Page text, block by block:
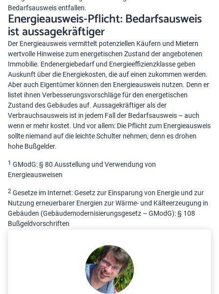
Bedarfsausweis entfallen.
Energieausweis-Pflicht: Bedarfsausweis
ist aussagekräftiger
Der Energieausweis vermittelt potenziellen Käufern und Mietern
wertvolle Hinweise zum energetischen Zustand der angebotenen
Immobilie. Endenergiebedarf und Energieeffizienzklasse geben
Auskunft über die Energiekosten, die auf einen zukommen werden.
Aber auch Eigentümer können den Energieausweis nutzen. Denn er
listet ihnen Verbesserungsvorschläge für den energetischen
Zustand des Gebäudes auf. Aussagekräftiger als der
Verbrauchsausweis ist in jedem Fall der Bedarfsausweis – auch
wenn er mehr kostet. Und vor allem: Die Pflicht zum Energieausweis
sollte niemand auf die leichte Schulter nehmen, denn es drohen
hohe Bußgelder.
1 GModG: § 80 Ausstellung und Verwendung von
Energieausweisen
2 Gesetze im Internet: Gesetz zur Einsparung von Energie und zur
Nutzung erneuerbarer Energien zur Wärme- und Kälteerzeugung in
Gebäuden (Gebäudemodernisierungsgesetz – GModG): § 108
Bußgeldvorschriften